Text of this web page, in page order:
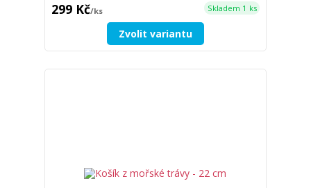
299 Kč/ks Skladem 1 ks
Zvolit variantu